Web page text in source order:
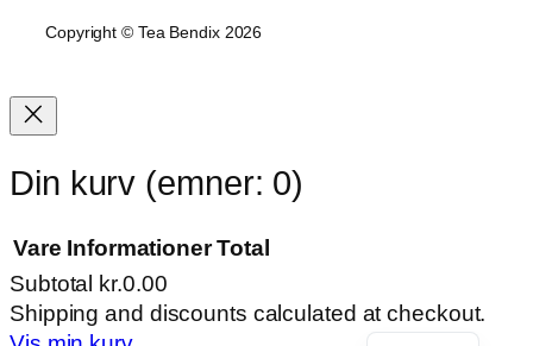
Copyright © Tea Bendix 2026
Din kurv (emner: 0)
Varer
Vare Informationer Total
Subtotal kr.0.00
Shipping and discounts calculated at checkout.